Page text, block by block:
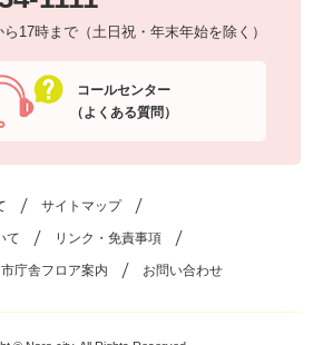
17時まで（土日祝・年末年始を除く）
コールセンター
（よくある質問）
サイトマップ
て リンク・免責事項
市庁舎フロア案内 お問い合わせ